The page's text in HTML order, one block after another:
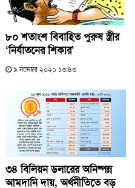
৮০ শতাংশ বিবাহিত পুরুষ স্ত্রীর
‘নির্যাতনের শিকার’
৯ নভেম্বর ২০২০ ১৩:৪৩
৩৪ বিলিয়ন ডলারের অনিষ্পন্ন
আমদানি দায়, অর্থনীতিতে বড়